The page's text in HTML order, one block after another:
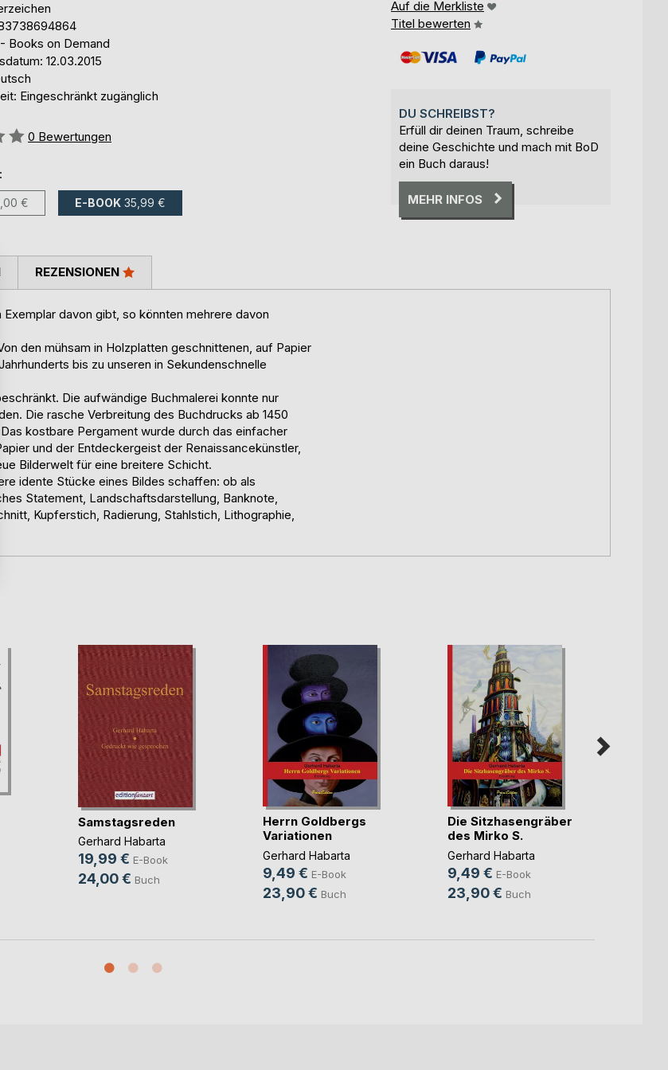
Books on Demand
12.03.2015
Eingeschränkt zugänglich
0 Bewertungen
€ E-BOOK 35,99 €
Auf die Merkliste
Titel bewerten
DU SCHREIBST?
Erfüll dir deinen Traum, schreibe
deine Geschichte und mach mit BoD
ein Buch daraus!
MEHR INFOS
davon gibt, so könnten mehrere davon
den mühsam in Holzplatten geschnittenen, auf Papier
bis zu unseren in Sekundenschnelle
Die aufwändige Buchmalerei konnte nur
Die rasche Verbreitung des Buchdrucks ab 1450
kostbare Pergament wurde durch das einfacher
und der Entdeckergeist der Renaissancekünstler,
Bilderwelt für eine breitere Schicht.
idente Stücke eines Bildes schaffen: ob als
Statement, Landschaftsdarstellung, Banknote,
Kupferstich, Radierung, Stahlstich, Lithographie,
REZENSIONEN
Samstagsreden
Gerhard Habarta
19,99 € E-Book
24,00 € Buch
Herrn Goldbergs
Variationen
Gerhard Habarta
9,49 € E-Book
23,90 € Buch
Die Sitzhasengräber
des Mirko S.
Gerhard Habarta
9,49 € E-Book
23,90 € Buch